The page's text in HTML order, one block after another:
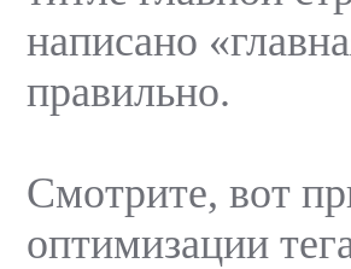
написано
правильно.
Смотрите, вот
оптимизации